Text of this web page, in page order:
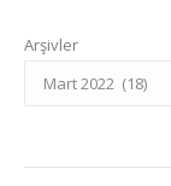
Arşivler